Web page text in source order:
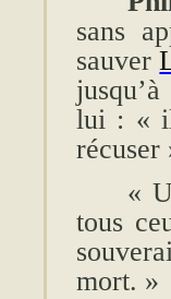
sans
sauver
lui : «
récuser
«
tous
mort. »